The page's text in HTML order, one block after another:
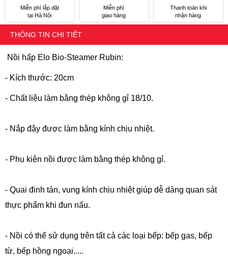
Miễn phí lắp đặt
tại Hà Nội
Miễn phí
giao hàng
Thanh toán khi
nhận hàng
THÔNG TIN CHI TIẾT
Nồi hấp Elo Bio-Steamer Rubin:
- Kích thước: 20cm
- Chất liệu làm bằng thép không gỉ 18/10.
- Nắp đậy được làm bằng kính chịu nhiệt.
- Phụ kiện nồi được làm bằng thép không gỉ.
- Quai đinh tán, vung kính chịu nhiệt giúp dễ dàng quan sát
thực phẩm khi đun nấu.
- Nồi có thể sử dụng trên tất cả các loại bếp: bếp gas, bếp
từ, bếp hồng ngoại.....